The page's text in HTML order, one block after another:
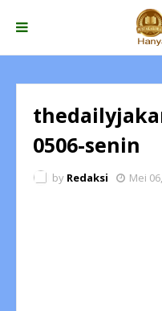
0506-senin
by Redaksi Mei